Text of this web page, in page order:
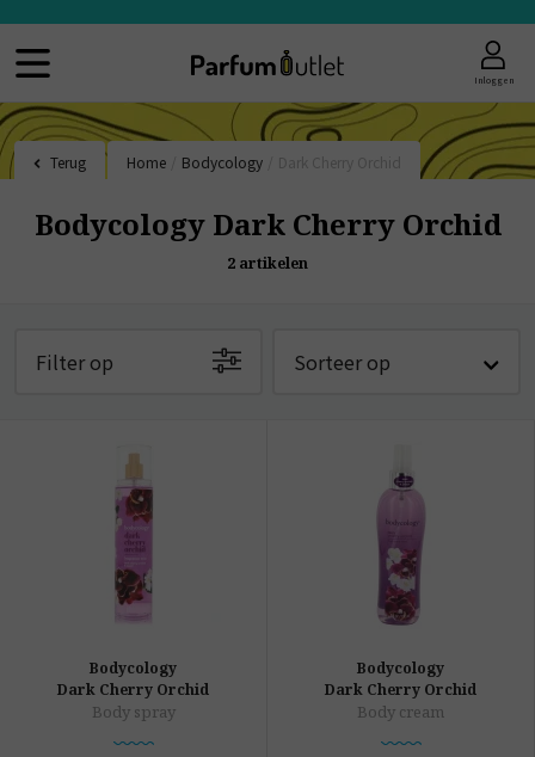
Inloggen
Terug Home Bodycology
Bodycology Dark Cherry Orchid
2 artikelen
Filter op Sorteer op
Bodycology
Dark Cherry Orchid
Body spray
Bodycology
Dark Cherry Orchid
Body cream